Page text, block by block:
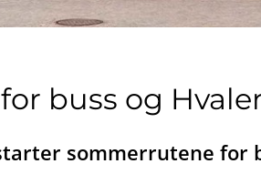
buss og
sommerrutene for